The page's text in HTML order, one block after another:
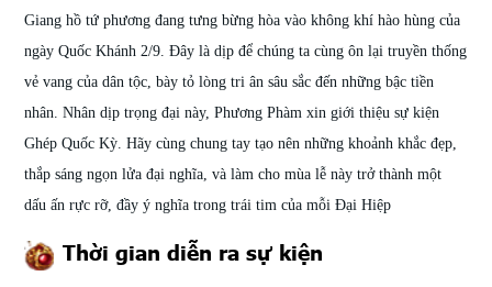
Giang hồ tứ phương đang tưng bừng hòa vào không khí hào hùng của
ngày Quốc Khánh 2/9. Đây là dịp để chúng ta cùng ôn lại truyền thống
vẻ vang của dân tộc, bày tỏ lòng tri ân sâu sắc đến những bậc tiền
nhân. Nhân dịp trọng đại này, Phương Phàm xin giới thiệu sự kiện
Ghép Quốc Kỳ. Hãy cùng chung tay tạo nên những khoảnh khắc đẹp,
thắp sáng ngọn lửa đại nghĩa, và làm cho mùa lễ này trở thành một
dấu ấn rực rỡ, đầy ý nghĩa trong trái tim của mỗi Đại Hiệp
Thời gian diễn ra sự kiện